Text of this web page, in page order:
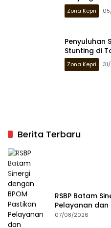
Zona Kepri
Penyuluhan
Stunting di
Zona Kepri
Berita Terbaru
RSBP Batam
Pelayanan
07/08/2026